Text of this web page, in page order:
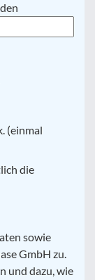
(einmal
die
sowie
GmbH zu.
und dazu, wie